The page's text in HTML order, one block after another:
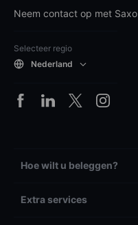
Neem contact op met Saxo
Selecteer regio
Nederland
Hoe wilt u beleggen?
Extra services